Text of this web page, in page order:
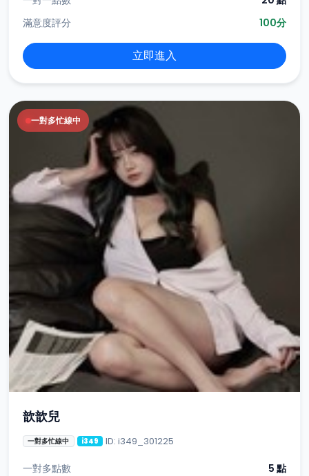
滿意度評分
100分
立即進入
一對多忙線中
歆歆兒
一對多忙線中 i349 ID: i349_301225
一對多點數
5 點